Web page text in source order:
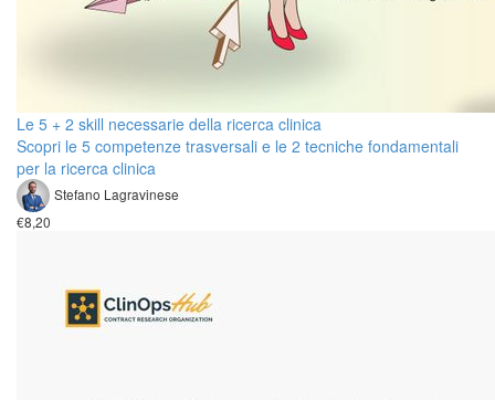
Le 5 + 2 skill necessarie della ricerca clinica
Scopri le 5 competenze trasversali e le 2 tecniche fondamentali
per la ricerca clinica
Stefano Lagravinese
€8,20